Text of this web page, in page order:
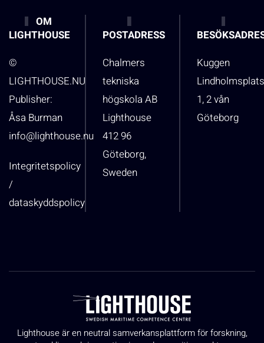
OM
LIGHTHOUSE
©
LIGHTHOUSE.NU
Publisher:
Åsa Burman
info@lighthouse.nu
Integritetspolicy
/
dataskyddspolicy
POSTADRESS
Chalmers
tekniska
högskola AB
Lighthouse
412 96
Göteborg,
Sweden
Kuggen
1, 2 vån
Göteborg
Lighthouse är en neutral samverkansplattform för forskning,